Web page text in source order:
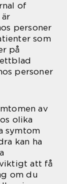
of
personer
som
på
personer
av
olika
symtom
kan ha
att få
om du